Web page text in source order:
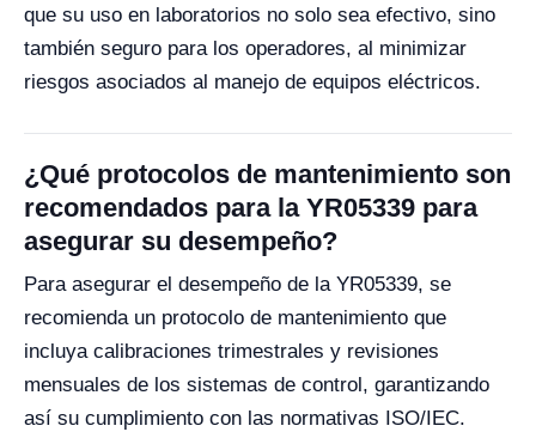
que su uso en laboratorios no solo sea efectivo, sino
también seguro para los operadores, al minimizar
riesgos asociados al manejo de equipos eléctricos.
¿Qué protocolos de mantenimiento son
recomendados para la YR05339 para
asegurar su desempeño?
Para asegurar el desempeño de la YR05339, se
recomienda un protocolo de mantenimiento que
incluya calibraciones trimestrales y revisiones
mensuales de los sistemas de control, garantizando
así su cumplimiento con las normativas ISO/IEC.